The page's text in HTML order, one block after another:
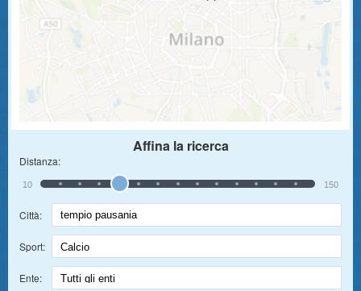
Affina la ricerca
Distanza:
10 150
Città:
Sport:
Ente: